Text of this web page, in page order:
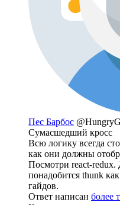
Пес Барбос
Сумасшедший кросс
Всю логику всегда
как они должны
Посмотри react-redux.
понадобится thunk
гайдов.
Ответ написан более